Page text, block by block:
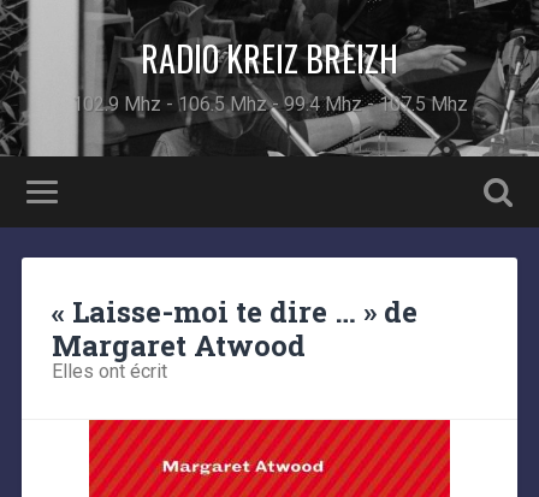
RADIO KREIZ BREIZH
102.9 Mhz - 106.5 Mhz - 99.4 Mhz - 107.5 Mhz
« Laisse-moi te dire … » de
Margaret Atwood
Elles ont écrit